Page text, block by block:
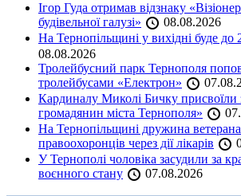
Ігор Гуда отримав відзнаку
будівельної галузі»
08.08.2026
На Тернопільщині у вихідні буде до
08.08.2026
Тролейбусний парк Тернополя
тролейбусами «Електрон»
Кардиналу Миколі Бичку
громадянин міста Тернополя»
На Тернопільщині дружина
правоохоронців через дії лікарів
У Тернополі чоловіка засудили за
воєнного стану
07.08.2026